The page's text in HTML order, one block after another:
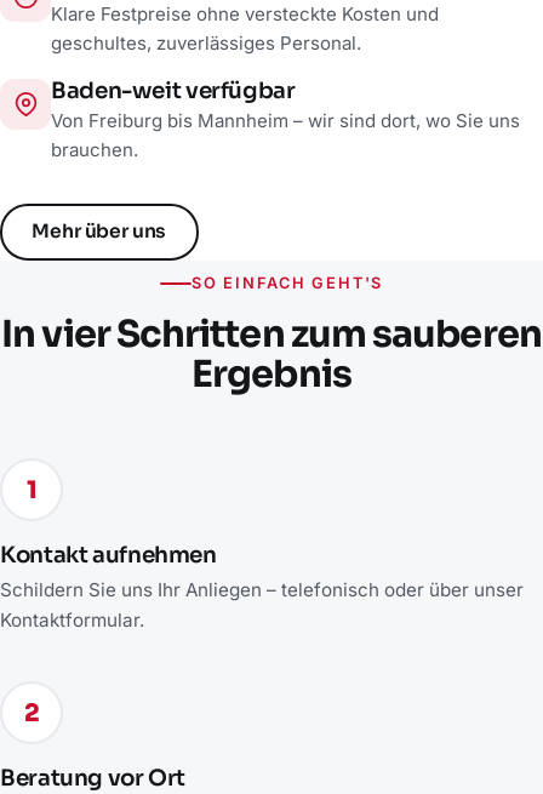
Klare Festpreise ohne versteckte Kosten und
geschultes, zuverlässiges Personal.
Baden-weit verfügbar
Von Freiburg bis Mannheim – wir sind dort, wo Sie uns
brauchen.
Mehr über uns
SO EINFACH GEHT'S
In vier Schritten zum sauberen
Ergebnis
1
Kontakt aufnehmen
Schildern Sie uns Ihr Anliegen – telefonisch oder über unser
Kontaktformular.
2
Beratung vor Ort